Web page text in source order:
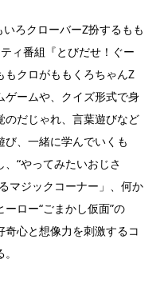
ろクローバーZ扮するもも
ィ番組『とびだせ！ぐー
もクロがももくろちゃんZ
ゲームや、クイズ形式で身
だじゃれ、言葉遊びなど
、一緒に学んでいくも
“やってみたいおじさ
マジックコーナー」、何か
ロー“ごまかし仮面”の
奇心と想像力を刺激するコ